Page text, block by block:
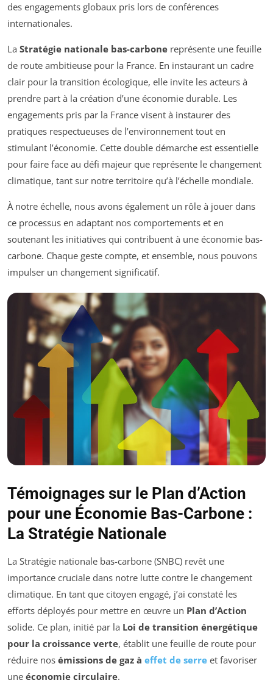
des engagements globaux pris lors de conférences
internationales.
La Stratégie nationale bas-carbone représente une feuille
de route ambitieuse pour la France. En instaurant un cadre
clair pour la transition écologique, elle invite les acteurs à
prendre part à la création d’une économie durable. Les
engagements pris par la France visent à instaurer des
pratiques respectueuses de l’environnement tout en
stimulant l’économie. Cette double démarche est essentielle
pour faire face au défi majeur que représente le changement
climatique, tant sur notre territoire qu’à l’échelle mondiale.
À notre échelle, nous avons également un rôle à jouer dans
ce processus en adaptant nos comportements et en
soutenant les initiatives qui contribuent à une économie bas-
carbone. Chaque geste compte, et ensemble, nous pouvons
impulser un changement significatif.
Témoignages sur le Plan d’Action
pour une Économie Bas-Carbone :
La Stratégie Nationale
La Stratégie nationale bas-carbone (SNBC) revêt une
importance cruciale dans notre lutte contre le changement
climatique. En tant que citoyen engagé, j’ai constaté les
efforts déployés pour mettre en œuvre un Plan d’Action
solide. Ce plan, initié par la Loi de transition énergétique
pour la croissance verte, établit une feuille de route pour
réduire nos émissions de gaz à effet de serre et favoriser
une économie circulaire.